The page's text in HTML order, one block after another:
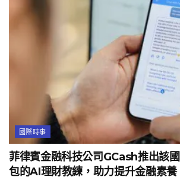
國際時事
菲律賓金融科技公司GCash推出該
包的AI理財教練，助力提升金融素養